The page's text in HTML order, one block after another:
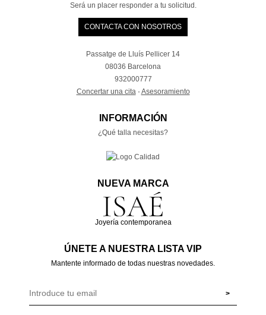
Será un placer responder a tu solicitud.
CONTACTA CON NOSOTROS
Passatge de Lluís Pellicer 14
08036 Barcelona
932000777
Concertar una cita· Asesoramiento
INFORMACIÓN
¿Qué talla necesitas?
NUEVA MARCA
Joyería contemporanea
ÚNETE A NUESTRA LISTA VIP
Mantente informado de todas nuestras novedades.